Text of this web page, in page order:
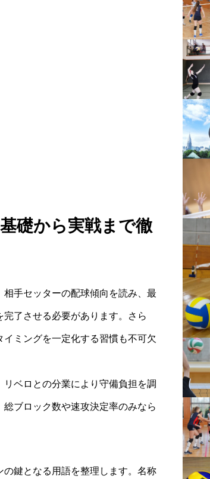
礎から実戦まで徹
手セッターの配球傾向を読み、最
了させる必要があります。さら
ミングを一定化する習慣も不可欠
ベロとの分業により守備負担を調
ブロック数や速攻決定率のみなら
鍵となる用語を整理します。名称